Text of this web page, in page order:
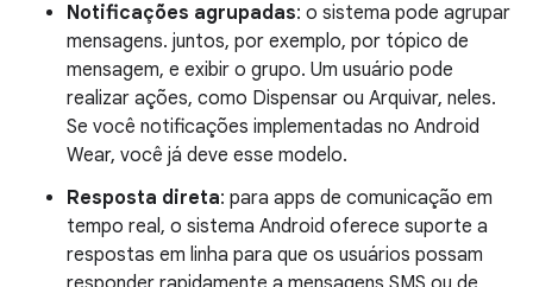
Notificações agrupadas: o sistema pode agrupar
mensagens. juntos, por exemplo, por tópico de
mensagem, e exibir o grupo. Um usuário pode
realizar ações, como Dispensar ou Arquivar, neles.
Se você notificações implementadas no Android
Wear, você já deve esse modelo.
Resposta direta: para apps de comunicação em
tempo real, o sistema Android oferece suporte a
respostas em linha para que os usuários possam